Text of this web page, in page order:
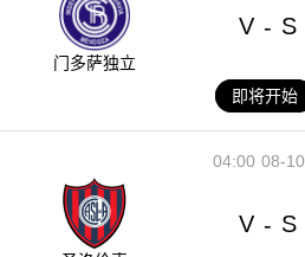
门多萨独立
V - S
即将开始
08-10
04:00
V - S